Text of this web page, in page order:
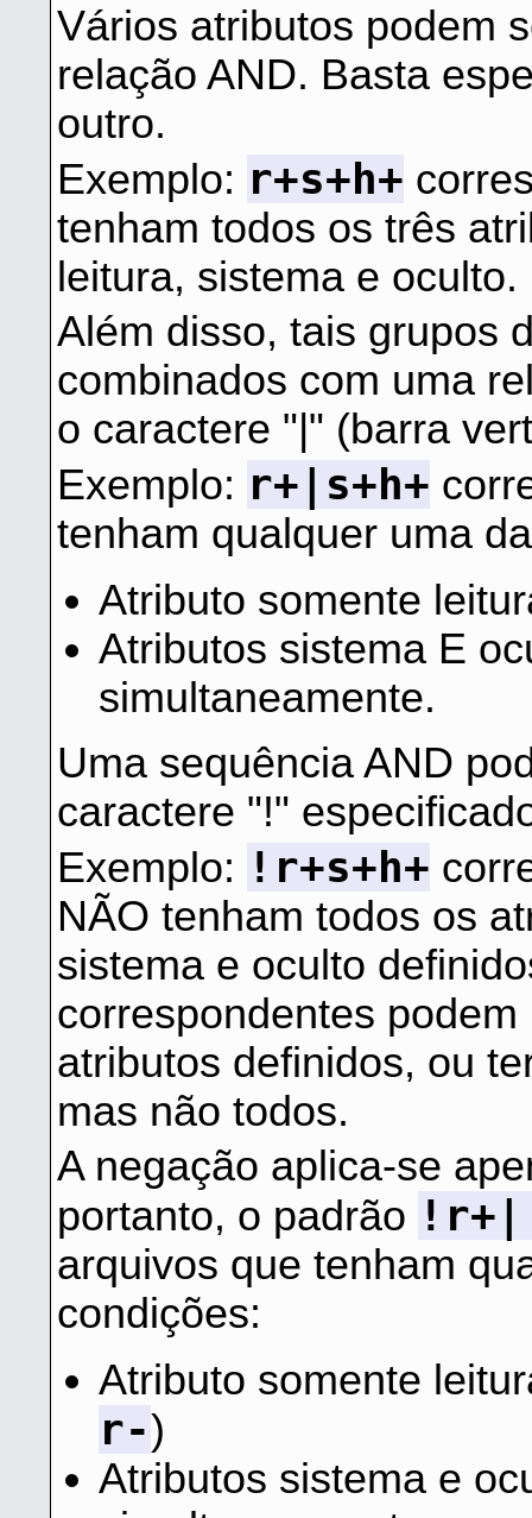
Vários atributos podem
relação AND. Basta
outro.
Exemplo: r+s+h+
tenham todos os três
leitura, sistema e oculto.
Além disso, tais grupos
combinados com uma
o caractere "|" (barra
Exemplo: r+|s+h+
tenham qualquer uma
Atributo somente
Atributos sistema E
simultaneamente.
Uma sequência AND
caractere "!"
Exemplo: !r+s+h+
NÃO tenham todos os
sistema e oculto
correspondentes
atributos definidos, ou
mas não todos.
A negação aplica-se
portanto, o padrão
arquivos que tenham
condições:
Atributo somente
r-)
Atributos sistema e